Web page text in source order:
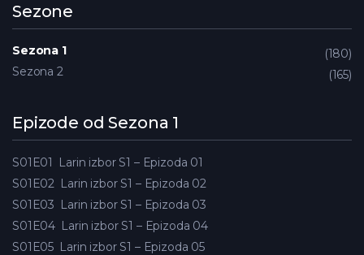
Sezone
Sezona 1
180
Sezona 2
165
Epizode od Sezona 1
S01E01
Larin izbor S1 – Epizoda 01
S01E02 Larin izbor S1 – Epizoda 02
S01E03 Larin izbor S1 – Epizoda 03
S01E04 Larin izbor S1 – Epizoda 04
S01E05 Larin izbor S1 – Epizoda 05